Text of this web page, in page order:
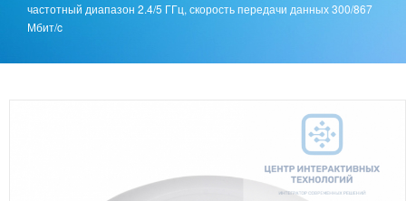
частотный диапазон 2.4/5 ГГц, скорость передачи данных 300/867
Мбит/c